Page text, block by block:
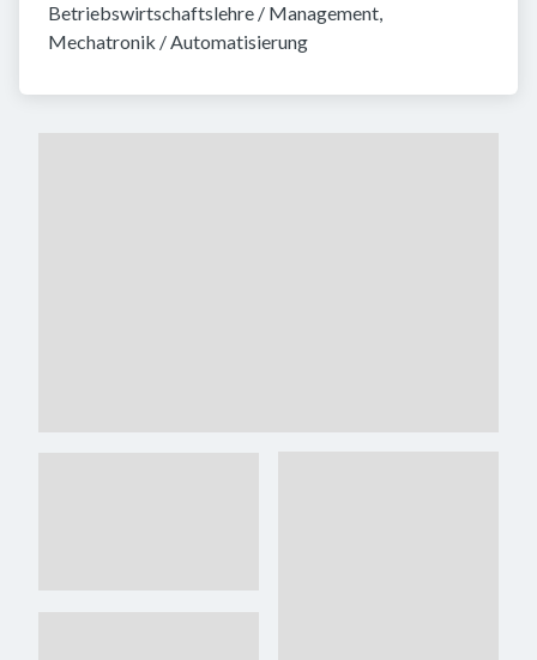
Betriebswirtschaftslehre / Management,
Mechatronik / Automatisierung